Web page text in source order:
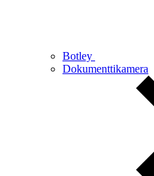
Botley
Dokumenttikamera